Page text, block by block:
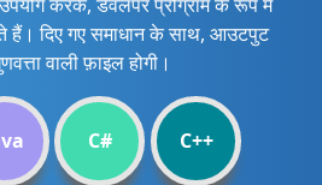
दिए गए समाधान के साथ, आउटपुट
वाली फ़ाइल होगी।
C# C++